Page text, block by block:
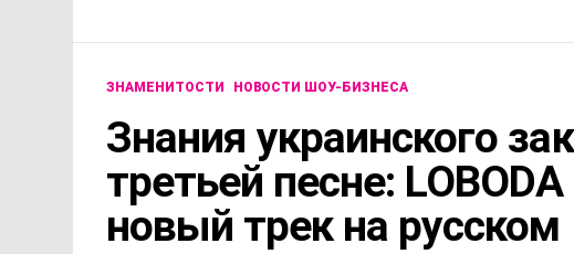
ЗНАМЕНИТОСТИ НОВОСТИ ШОУ-БИЗНЕСА
Знания украинского
третьей песне:
новый трек на русском